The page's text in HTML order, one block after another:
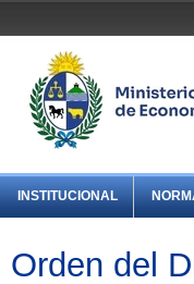
INSTITUCIONAL
Orden del